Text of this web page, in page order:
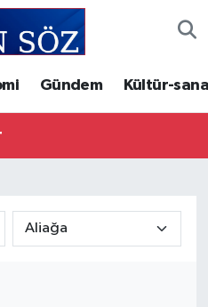
Gündem Kültür-
Haritası